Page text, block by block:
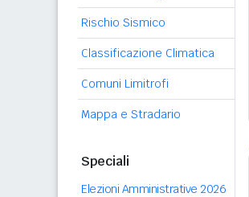
Rischio Sismico
Classificazione Climatica
Comuni Limitrofi
Mappa e Stradario
Speciali
Elezioni Amministrative 2026